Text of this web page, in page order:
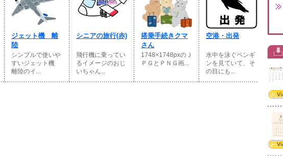
ジェット機 離
陸
シンプルで使いや
すいジェット機
離陸のイ...
シニアの旅行(赤)
飛行機に乗ってい
るイメージのおじ
いちゃん...
搭乗手続きクマ
さん
1748×1748pxのＪ
ＰＧとＰＮＧ画...
空港・出発
水中を泳ぐペンギ
ンを見ていて、そ
の目にも...